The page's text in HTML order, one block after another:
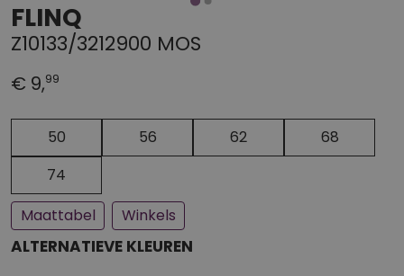
FLINQ
Z10133/3212900 MOS
€ 9,99
Een paar stuks op voorraad
Bijna uitverkocht
50 56 62
68
74
Maattabel
Winkels
ALTERNATIEVE KLEUREN